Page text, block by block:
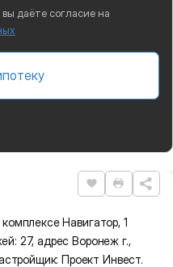
даёте согласие на
Нравится
комплексе Навигатор, 1
27, адрес Воронеж г.,
Проект Инвест.